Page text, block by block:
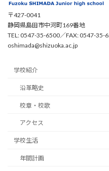
〒427-0041
静岡県島田市中河町169番地
TEL: 0547-35-6500／
oshimada@shizuoka.ac.jp
学校紹介
沿革略史
校章・校歌
アクセス
学校生活
年間計画